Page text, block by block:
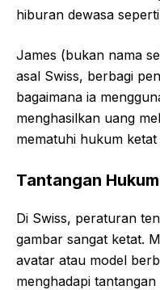
hiburan dewasa
James (bukan nama
asal Swiss, berbagi
bagaimana ia
menghasilkan uang
mematuhi hukum
Tantangan
Di Swiss, peraturan
gambar sangat ketat.
avatar atau model
menghadapi